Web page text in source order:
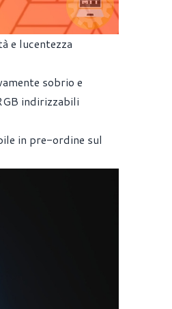
e lucentezza
sobrio e
indirizzabili
in pre-ordine sul